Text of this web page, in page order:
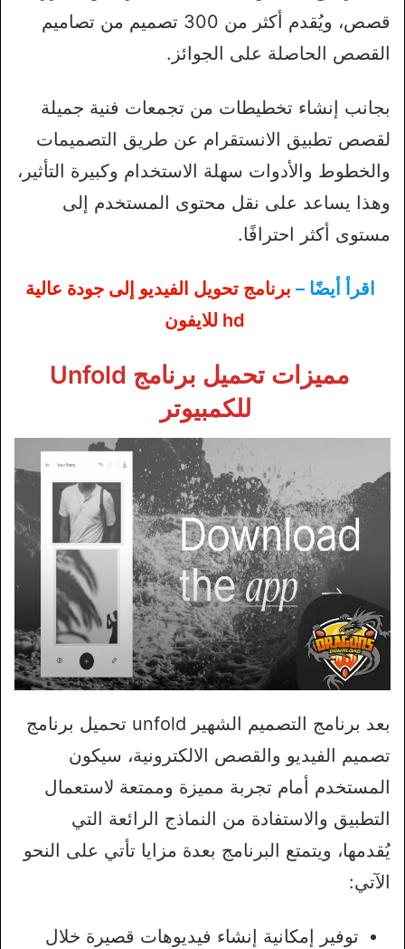
قصص، ويُقدم أكثر من 300 تصميم من تصاميم
القصص الحاصلة على الجوائز.
بجانب إنشاء تخطيطات من تجمعات فنية جميلة
لقصص تطبيق الانستقرام عن طريق التصميمات
والخطوط والأدوات سهلة الاستخدام وكبيرة التأثير،
وهذا يساعد على نقل محتوى المستخدم إلى
مستوى أكثر احترافًا.
اقرأ أيضًا – برنامج تحويل الفيديو إلى جودة عالية
hd للايفون
مميزات تحميل برنامج Unfold
للكمبيوتر
بعد برنامج التصميم الشهير unfold تحميل برنامج
تصميم الفيديو والقصص الالكترونية، سيكون
المستخدم أمام تجربة مميزة وممتعة لاستعمال
التطبيق والاستفادة من النماذج الرائعة التي
يُقدمها، ويتمتع البرنامج بعدة مزايا تأتي على النحو
الآتي:
توفير إمكانية إنشاء فيديوهات قصيرة خلال